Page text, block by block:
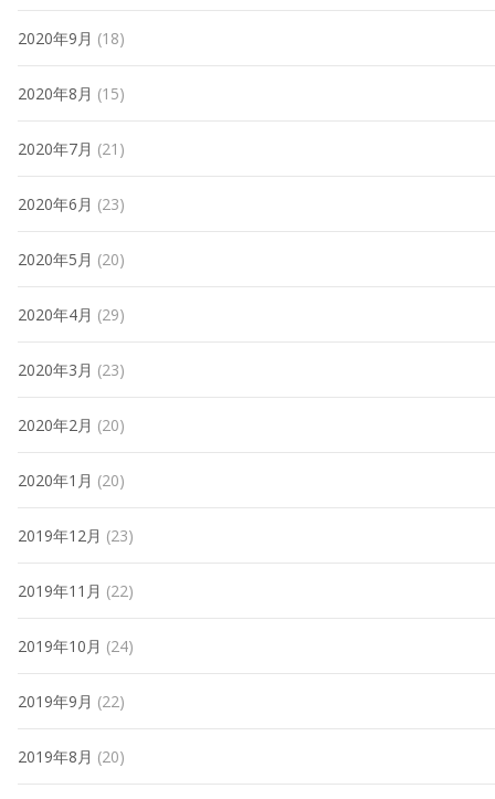
2020年9月 (18)
2020年8月 (15)
2020年7月 (21)
2020年6月 (23)
2020年5月 (20)
2020年4月 (29)
2020年3月 (23)
2020年2月 (20)
2020年1月 (20)
2019年12月 (23)
2019年11月 (22)
2019年10月 (24)
2019年9月 (22)
2019年8月 (20)